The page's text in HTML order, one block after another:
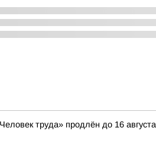
труда» продлён до 16 августа